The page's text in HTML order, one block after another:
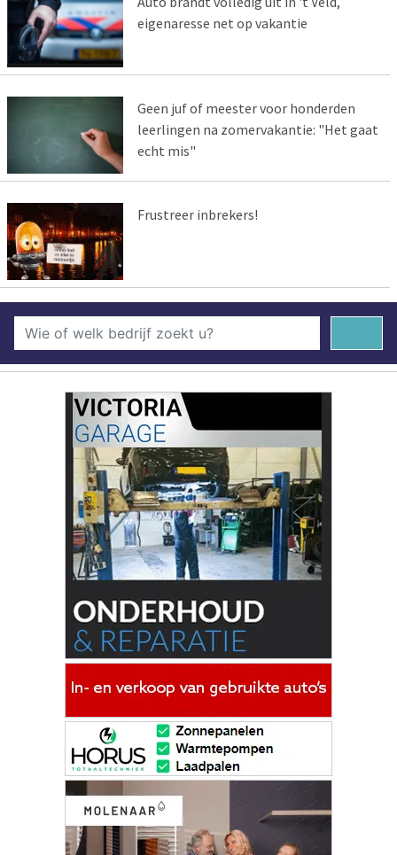
eigenaresse net op vakantie
Geen juf of meester voor honderden
leerlingen na zomervakantie: "Het gaat
echt mis"
Frustreer inbrekers!